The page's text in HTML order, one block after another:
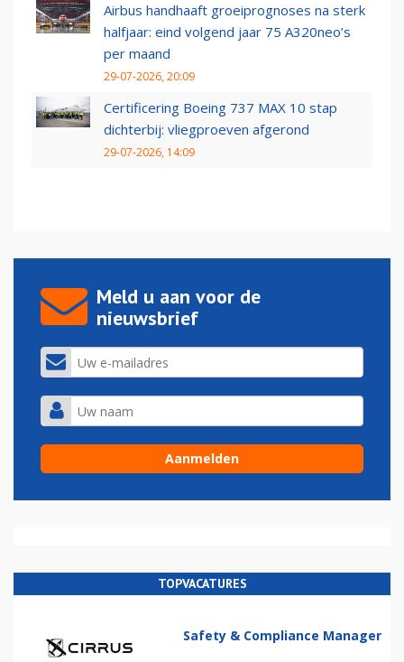
Airbus handhaaft groeiprognoses na sterk
halfjaar: eind volgend jaar 75 A320neo’s
per maand
29-07-2026, 20:09
Certificering Boeing 737 MAX 10 stap
dichterbij: vliegproeven afgerond
29-07-2026, 14:09
Meld u aan voor de
nieuwsbrief
TOPVACATURES
Safety & Compliance Manager